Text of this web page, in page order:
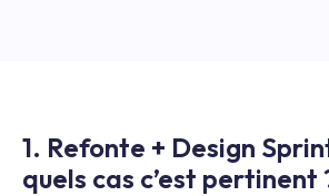
1. Refonte + Design
quels cas c’est pertinent